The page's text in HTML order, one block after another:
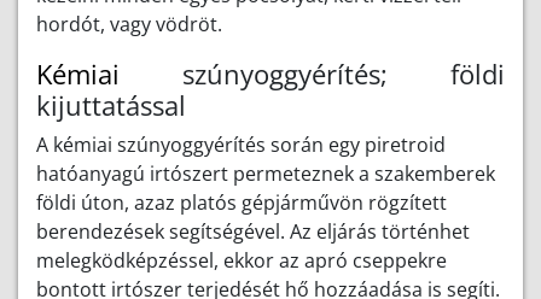
hordót, vagy vödröt.
Kémiai szúnyoggyérítés; földi
kijuttatással
A kémiai szúnyoggyérítés során egy piretroid
hatóanyagú irtószert permeteznek a szakemberek
földi úton, azaz platós gépjárművön rögzített
berendezések segítségével. Az eljárás történhet
melegködképzéssel, ekkor az apró cseppekre
bontott irtószer terjedését hő hozzáadása is segíti.